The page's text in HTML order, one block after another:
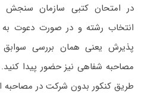
در امتحان کتبی سازمان
انتخاب رشته و در صورت دعوت به
پذیرش یعنی همان بررسی
مصاحبه شفاهی نیز حضور پیدا کنید.
طریق کنکور بدون شرکت در مصاحبه